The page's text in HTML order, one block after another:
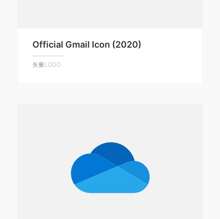
Official Gmail Icon (2020)
矢量LOGO